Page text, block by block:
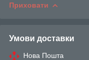
Приховати
Умови доставки
Нова Пошта